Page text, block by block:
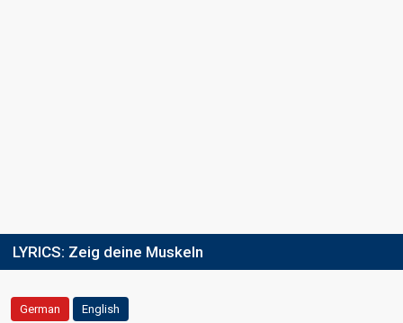
LYRICS: Zeig deine Muskeln
German English